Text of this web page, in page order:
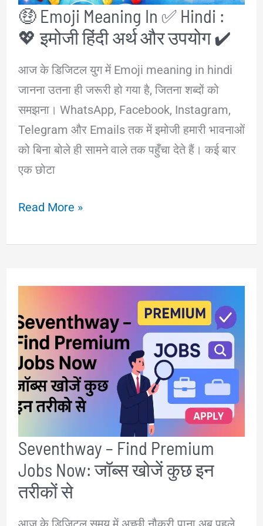
पूरी
जानकारी
🤑 Emoji Meaning In ✅ Hindi :
💖 इमोजी हिंदी अर्थ और उपयोग ✔️
आज के डिजिटल युग में Emoji meaning in hindi
जानना उतना ही जरूरी हो गया है, जितना शब्दों को
समझना। WhatsApp, Facebook, Instagram,
Telegram और Emails तक में इमोजी हमारी भावनाओं
को बिना बोले ही सामने वाले तक पहुँचा देते हैं। कई बार
एक छोटा
🤑
Meaning
✅
:
💖
इमोजी
हिंदी
अर्थ
उपयोग
✔️
Read More »
Seventhway – Find Premium
Jobs Now: जॉब्स खोजें कुछ इन
तरीकों से